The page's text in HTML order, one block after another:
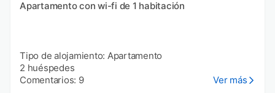
Apartamento con wi-fi de 1 habitación
Tipo de alojamiento: Apartamento
2 huéspedes
Comentarios: 9
Ver más